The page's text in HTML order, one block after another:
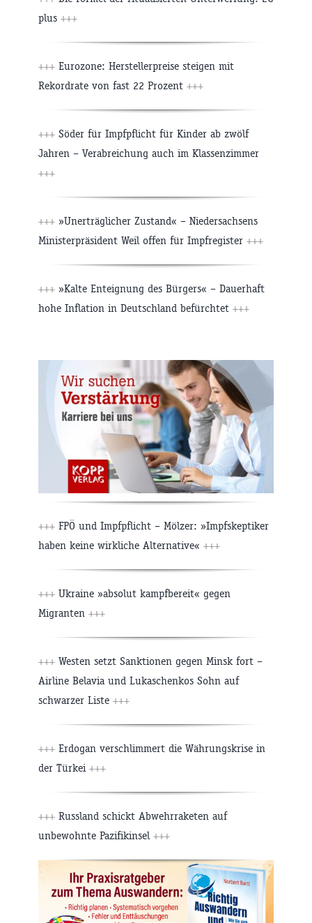
plus +++
+++ Eurozone: Herstellerpreise steigen mit
Rekordrate von fast 22 Prozent +++
+++ Söder für Impfpflicht für Kinder ab zwölf
Jahren – Verabreichung auch im Klassenzimmer
+++
+++ »Unerträglicher Zustand« – Niedersachsens
Ministerpräsident Weil offen für Impfregister +++
+++ »Kalte Enteignung des Bürgers« – Dauerhaft
hohe Inflation in Deutschland befürchtet +++
+++ FPÖ und Impfpflicht – Mölzer: »Impfskeptiker
haben keine wirkliche Alternative« +++
+++ Ukraine »absolut kampfbereit« gegen
Migranten +++
+++ Westen setzt Sanktionen gegen Minsk fort –
Airline Belavia und Lukaschenkos Sohn auf
schwarzer Liste +++
+++ Erdogan verschlimmert die Währungskrise in
der Türkei +++
+++ Russland schickt Abwehrraketen auf
unbewohnte Pazifikinsel +++